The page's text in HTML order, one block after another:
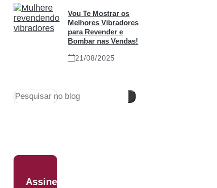
Vou Te Mostrar os
Melhores Vibradores
para Revender e
Bombar nas Vendas!
21/08/2025
Pesquisar
Assine